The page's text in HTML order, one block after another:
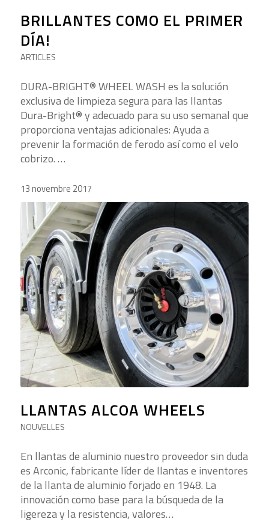
BRILLANTES COMO EL PRIMER
DÍA!
ARTICLES
DURA-BRIGHT® WHEEL WASH es la solución
exclusiva de limpieza segura para las llantas
Dura-Bright® y adecuado para su uso semanal que
proporciona ventajas adicionales: Ayuda a
prevenir la formación de ferodo así como el velo
cobrizo. …
13 novembre 2017
LLANTAS ALCOA WHEELS
NOUVELLES
En llantas de aluminio nuestro proveedor sin duda
es Arconic, fabricante líder de llantas e inventores
de la llanta de aluminio forjado en 1948. La
innovación como base para la búsqueda de la
ligereza y la resistencia, valores…